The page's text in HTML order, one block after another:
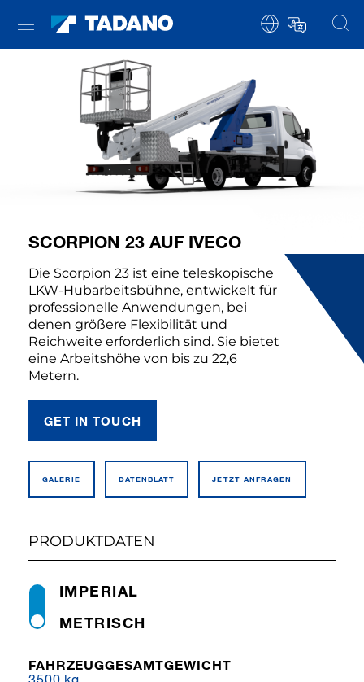
SCORPION 23 AUF IVECO
Die Scorpion 23 ist eine teleskopische
LKW-Hubarbeitsbühne, entwickelt für
professionelle Anwendungen, bei
denen größere Flexibilität und
Reichweite erforderlich sind. Sie bietet
eine Arbeitshöhe von bis zu 22,6
Metern.
GET IN TOUCH
GALERIE DATEN­BLATT JETZT ANFRAGEN
PRODUKTDATEN
METRISCH
IMPERIAL
FAHRZEUGGESAMTGEWICHT
3500 kg